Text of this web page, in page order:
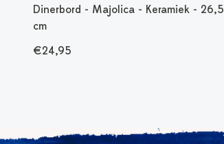
Dinerbord - Majolica - Keramiek - 26,5
cm
€24,95